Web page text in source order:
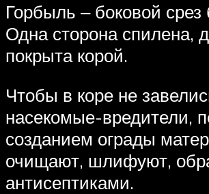
Горбыль ‒ боковой срез
Одна сторона спилена,
покрыта корой.
Чтобы в коре не
насекомые-вредители,
созданием ограды
очищают, шлифуют,
антисептиками.